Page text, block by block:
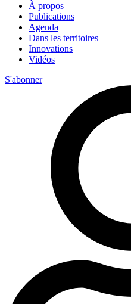
À propos
Publications
Agenda
Dans les territoires
Innovations
Vidéos
S'abonner